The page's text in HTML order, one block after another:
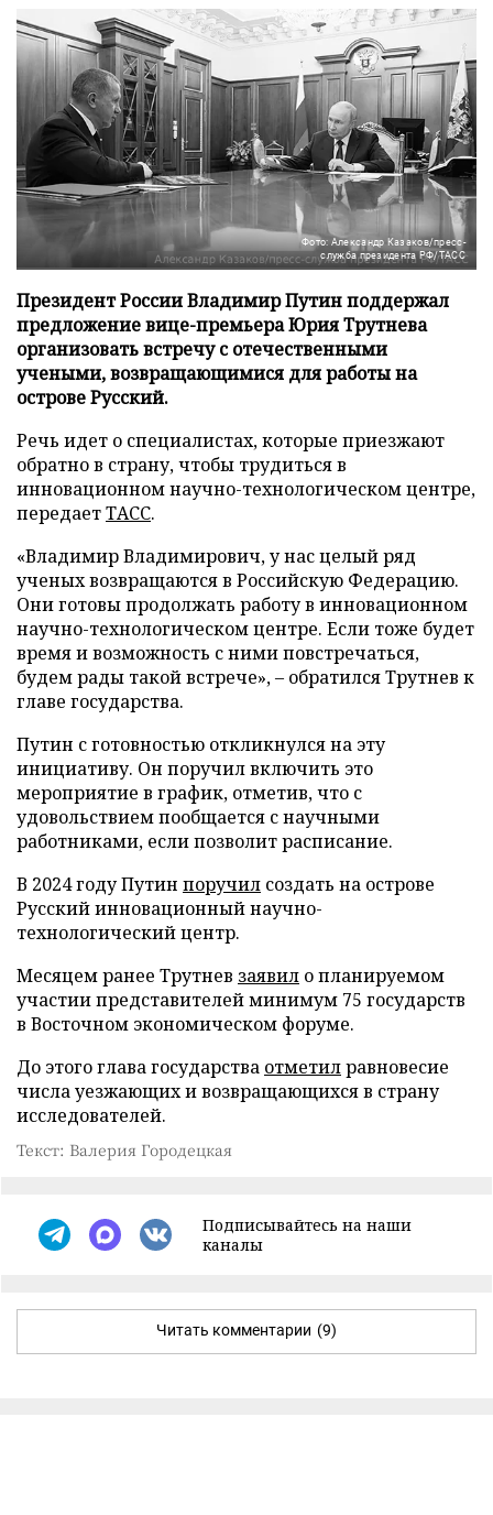
Фото: Александр Казаков/пресс-
служба президента РФ/ТАСС
Президент России Владимир Путин поддержал
предложение вице-премьера Юрия Трутнева
организовать встречу с отечественными
учеными, возвращающимися для работы на
острове Русский.
Речь идет о специалистах, которые приезжают
обратно в страну, чтобы трудиться в
инновационном научно-технологическом центре,
передаетТАСС.
«Владимир Владимирович, у нас целый ряд
ученых возвращаются в Российскую Федерацию.
Они готовы продолжать работу в инновационном
научно-технологическом центре. Если тоже будет
время и возможность с ними повстречаться,
будем рады такой встрече», – обратился Трутнев к
главе государства.
Путин с готовностью откликнулся на эту
инициативу. Он поручил включить это
мероприятие в график, отметив, что с
удовольствием пообщается с научными
работниками, если позволит расписание.
В 2024 году Путин поручил создать на острове
Русский инновационный научно-
технологический центр.
Месяцем ранее Трутнев заявил о планируемом
участии представителей минимум 75 государств
в Восточном экономическом форуме.
До этого глава государства отметилравновесие
числа уезжающих и возвращающихся в страну
исследователей.
Текст: Валерия Городецкая
Подписывайтесь на наши
каналы
Читать комментарии (9)